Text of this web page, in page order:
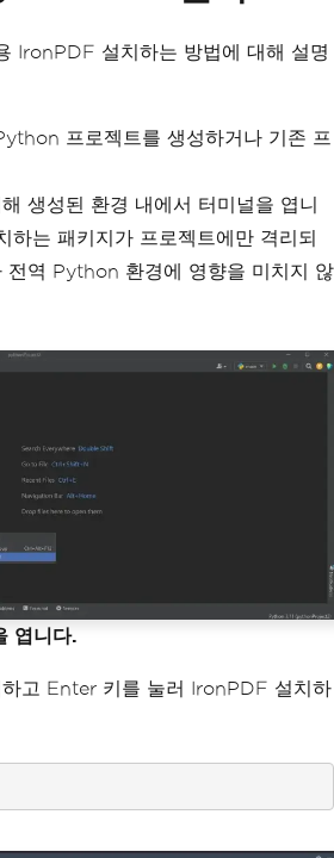
IronPDF 설치하는 방법에 대해 설명
프로젝트를 생성하거나 기존 프
생성된 환경 내에서 터미널을 엽니
하는 패키지가 프로젝트에만 격리되
전역 Python 환경에 영향을 미치지 않
엽니다.
하고 Enter 키를 눌러 IronPDF 설치하